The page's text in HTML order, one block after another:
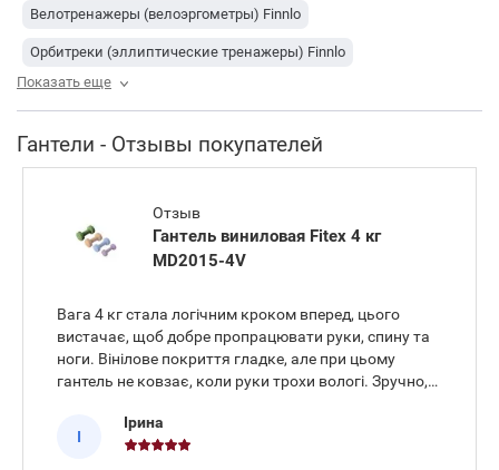
Велотренажеры (велоэргометры) Finnlo
Орбитреки (эллиптические тренажеры) Finnlo
Беговые дорожки Finnlo
Спортивные часы, пульсометры Finnlo
Кардиотренажеры Finnlo
Тренажеры для спины и пресса Finnlo
Гантели Finnlo
Показать еще
Гантели - Отзывы покупателей
Отзыв
Гантель виниловая Fitex 4 кг
MD2015-4V
Вага 4 кг стала логічним кроком вперед, цього
вистачає, щоб добре пропрацювати руки, спину та
ноги. Вінілове покриття гладке, але при цьому
гантель не ковзає, коли руки трохи вологі. Зручно,
біля килимка і не захаращувати кімнату. В магазині
менеджер п
І
Ірина